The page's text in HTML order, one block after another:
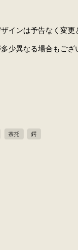
インは予告なく変更
少異なる場合もご
茶托 鍔